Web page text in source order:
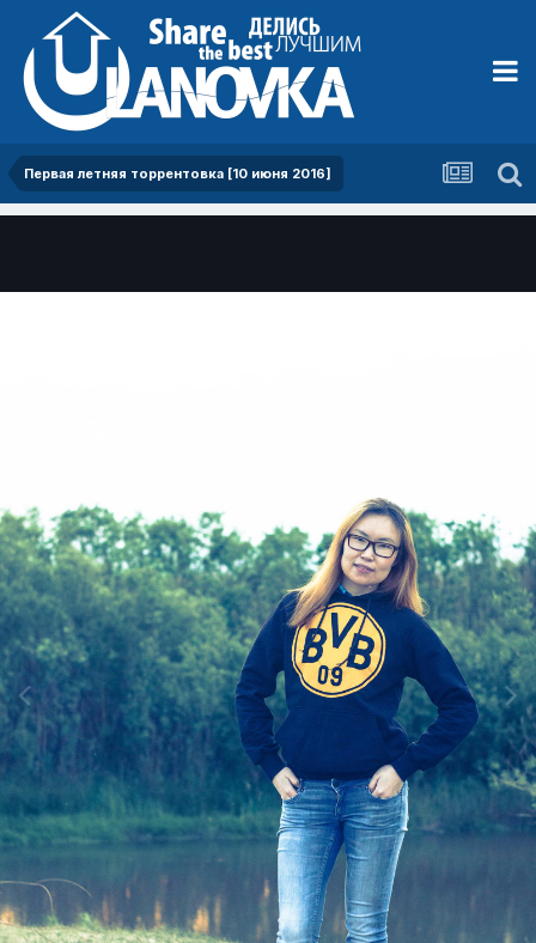
Первая летняя торрентовка [10 июня 2016]